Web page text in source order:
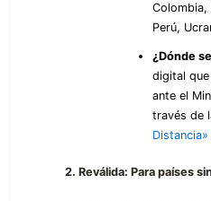
Colombia,
Perú,
¿Dónde
digital
ante el
través de
Distancia»
2. Reválida: Para países